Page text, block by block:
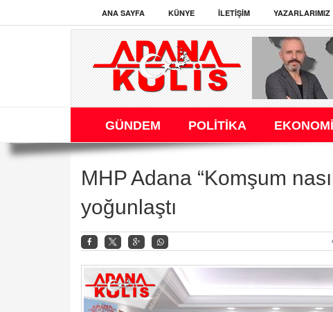
ANA SAYFA KÜNYE İLETIŞIM YAZARLARIMIZ
GÜNDEM POLİTİKA EKONOMİ
MHP Adana “Komşum
yoğunlaştı